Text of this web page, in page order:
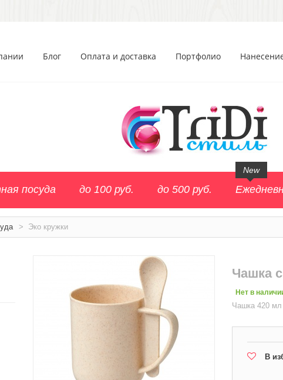
Блог Оплата и доставка Портфолио
посуда до 100 руб. до 500 руб.
New
> Эко кружки
Чашка
Нет в
Чашка 420
В